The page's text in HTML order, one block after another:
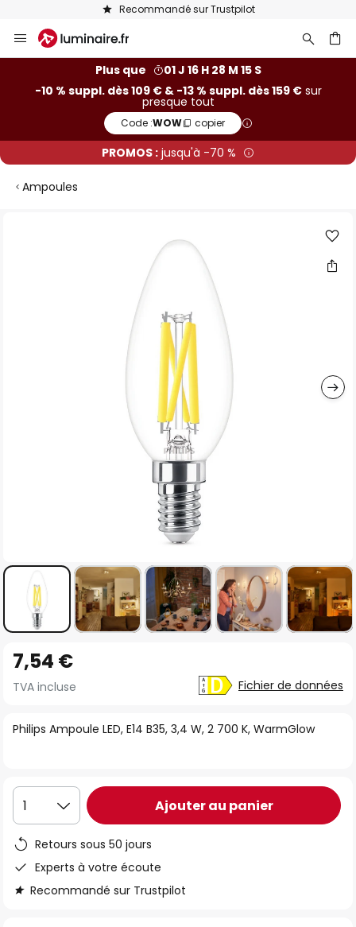
Recommandé sur Trustpilot
Allez
au
Plus que
01 J 16 H 28 M 14 S
-10 % suppl. dès 109 € & -13 % suppl. dès 159 €sur
presque tout
Code :WOW copier
PROMOS : jusqu'à -70 %
Ampoules
to
the
of
gallery
Philips Ampoule LED, E14 B35, 3,4 W, 2 700 K, WarmGlow
7,54 €
TVA incluse Fichier de données
1 Ajouter au panier
Retours sous 50 jours
Experts à votre écoute
Recommandé sur Trustpilot